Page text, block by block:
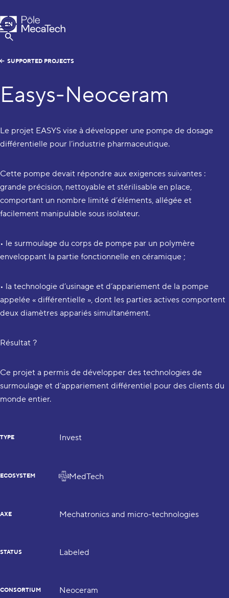
MecaTech
Menu
Show Search
EN
FR
SUPPORTED PROJECTS
Easys-Neoceram
Le projet EASYS vise à développer une pompe de dosage
différentielle pour l’industrie pharmaceutique.
Cette pompe devait répondre aux exigences suivantes :
grande précision, nettoyable et stérilisable en place,
comportant un nombre limité d’éléments, allégée et
facilement manipulable sous isolateur.
• le surmoulage du corps de pompe par un polymère
enveloppant la partie fonctionnelle en céramique ;
• la technologie d’usinage et d’appariement de la pompe
appelée « différentielle », dont les parties actives comportent
deux diamètres appariés simultanément.
Résultat ?
Ce projet a permis de développer des technologies de
surmoulage et d’appariement différentiel pour des clients du
monde entier.
TYPE Invest
ECOSYSTEM MedTech
AXE Mechatronics and micro-technologies
STATUS Labeled
CONSORTIUM Neoceram